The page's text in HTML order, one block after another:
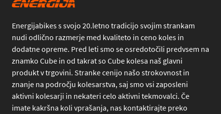
Energijabikes s svojo 20.letno tradicijo svojim strankam
nudi odlično razmerje med kvaliteto in ceno koles in
dodatne opreme. Pred leti smo se osredotočili predvsem na
znamko Cube in od takrat so Cube kolesa naš glavni
produkt v trgovini. Stranke cenijo našo strokovnost in
znanje na področju kolesarstva, saj smo vsi zaposleni
aktivni kolesarji in nekateri celo aktivni tekmovalci. Če
imate kakršna koli vprašanja, nas kontaktirajte preko